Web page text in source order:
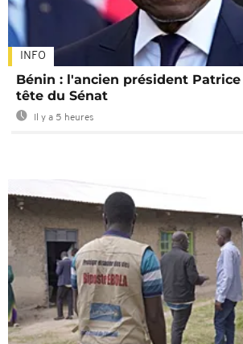
INFO
Bénin : l'ancien président Patrice
tête du Sénat
Il y a 5 heures